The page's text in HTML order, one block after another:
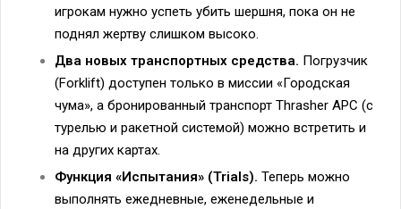
игрокам нужно успеть убить шершня, пока он не
поднял жертву слишком высоко.
Два новых транспортных средства. Погрузчик
(Forklift) доступен только в миссии «Городская
чума», а бронированный транспорт Thrasher APC (с
турелью и ракетной системой) можно встретить и
на других картах.
Функция «Испытания» (Trials). Теперь можно
выполнять ежедневные, еженедельные и